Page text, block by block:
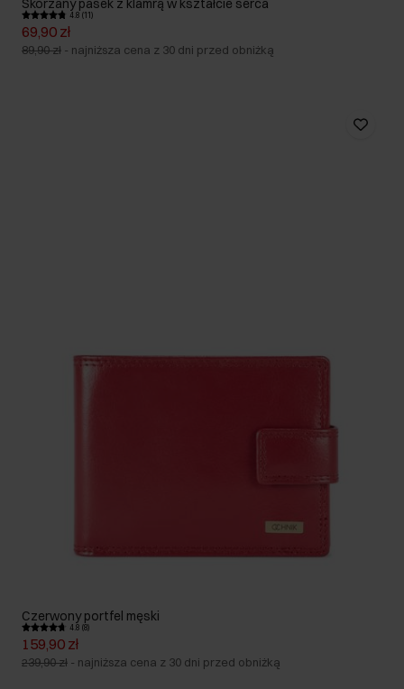
Skórzany pasek z klamrą w kształcie serca
4.8 (11)
69,90 zł
89,90 zł - najniższa cena z 30 dni przed obniżką
Czerwony portfel męski
4.8 (8)
159,90 zł
239,90 zł - najniższa cena z 30 dni przed obniżką